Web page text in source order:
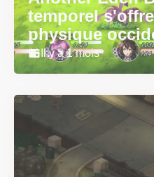
temporel
physique
Il y a 1 mois